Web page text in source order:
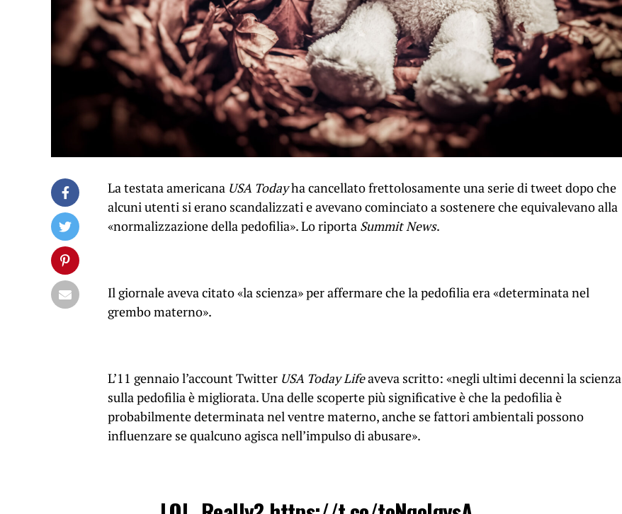
La testata americana USA Todayha cancellato frettolosamente una serie di tweet dopo che
alcuni utenti si erano scandalizzati e avevano cominciato a sostenere che equivalevano alla
«normalizzazione della pedofilia». Lo riporta Summit News.
Il giornale aveva citato «la scienza» per affermare che la pedofilia era «determinata nel
grembo materno».
L’11 gennaio l’account Twitter USA Today Lifeaveva scritto: «negli ultimi decenni la scienza
sulla pedofilia è migliorata. Una delle scoperte più significative è che la pedofilia è
probabilmente determinata nel ventre materno, anche se fattori ambientali possono
influenzare se qualcuno agisca nell’impulso di abusare».